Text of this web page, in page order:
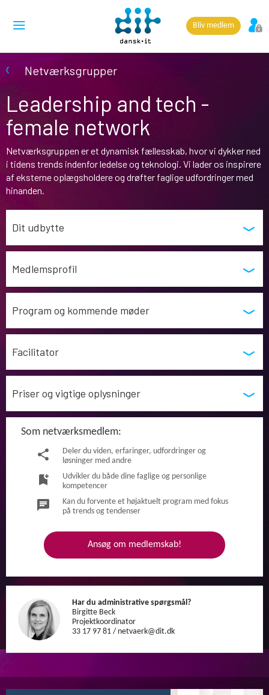
Bliv medlem
Netværksgrupper
Leadership and tech -
female network
Netværksgruppen er et dynamisk fællesskab, hvor vi dykker ned
i tidens trends indenfor ledelse og teknologi. Vi lader os inspirere
af eksterne oplægsholdere og drøfter faglige udfordringer med
hinanden.
Dit udbytte
Medlemsprofil
Program og kommende møder
Facilitator
Priser og vigtige oplysninger
Som netværksmedlem:
share
Deler du viden, erfaringer, udfordringer og
løsninger med andre
bookmark_add
Udvikler du både dine faglige og personlige
kompetencer
chat
Kan du forvente et højaktuelt program med fokus
på trends og tendenser
Ansøg om medlemskab!
Har du administrative spørgsmål?
Birgitte Beck
Projektkoordinator
33 17 97 81 / netvaerk@dit.dk